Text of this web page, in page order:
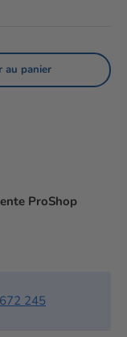
au panier
ProShop
245